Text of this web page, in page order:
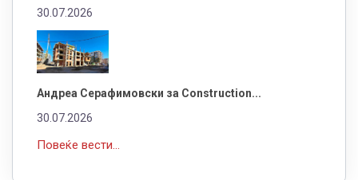
30.07.2026
Андреа Серафимовски за Construction...
30.07.2026
Повеќе вести...